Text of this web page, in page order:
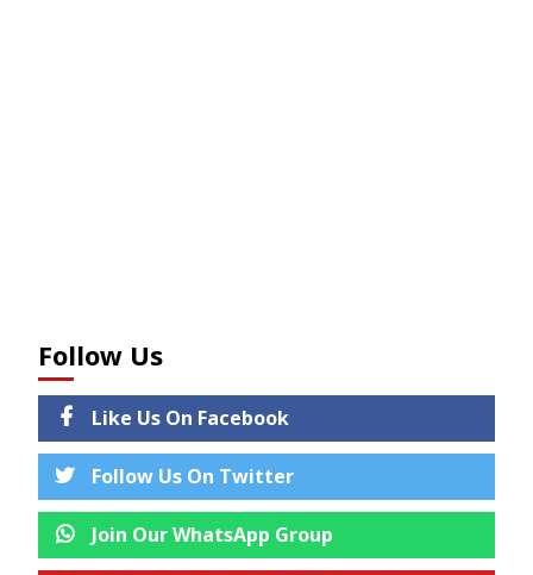
Follow Us
Like Us On Facebook
Follow Us On Twitter
Join Our WhatsApp Group